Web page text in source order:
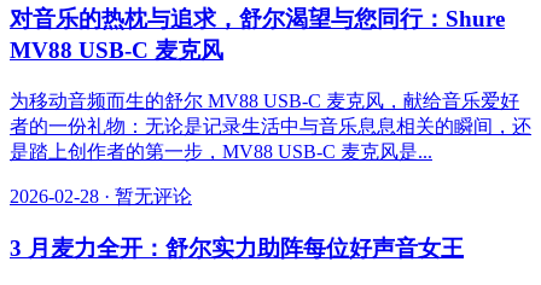
对音乐的热枕与追求，舒尔渴望与您同行：Shure
MV88 USB-C 麦克风
为移动音频而生的舒尔 MV88 USB-C 麦克风，献给音乐爱好
者的一份礼物：无论是记录生活中与音乐息息相关的瞬间，还
是踏上创作者的第一步，MV88 USB-C 麦克风是...
2026-02-28 · 暂无评论
3 月麦力全开：舒尔实力助阵每位好声音女王